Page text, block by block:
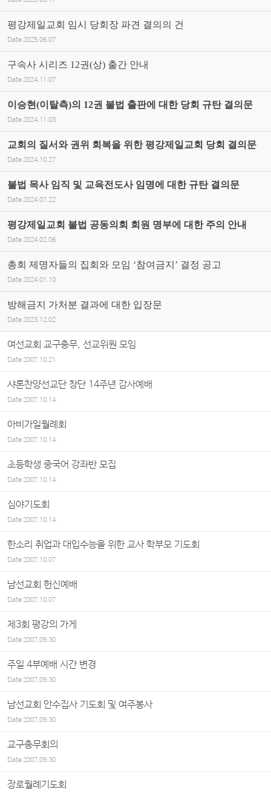
평강제일교회 임시 당회장 파견 결의의 건
Date 2025.06.07
구속사 시리즈 12권(상) 출간 안내
Date 2024.11.07
이승현(이탈측)의 12권 불법 출판에 대한 당회 규탄 결의문
Date 2024.11.03
교회의 질서와 권위 회복을 위한 평강제일교회 당회 결의문
Date 2024.10.27
불법 목사 임직 및 교육전도사 임명에 대한 규탄 결의문
Date 2024.07.22
평강제일교회 불법 공동의회 회원 명부에 대한 주의 안내
Date 2024.02.06
총회 제명자들의 집회와 모임 ‘참여금지’ 결정 공고
Date 2024.01.10
방해금지 가처분 결과에 대한 입장문
Date 2023.12.02
여선교회 교구총무, 선교위원 모임
Date2007.10.21
샤론찬양선교단 창단 14주년 감사예배
Date2007.10.14
아비가일월례회
Date2007.10.14
초등학생 중국어 강좌반 모집
Date2007.10.14
심야기도회
Date2007.10.14
한소리 취업과 대입수능을 위한 교사 학부모 기도회
Date2007.10.07
남선교회 헌신예배
Date2007.10.07
제3회 평강의 가게
Date2007.09.30
주일 4부예배 시간 변경
Date2007.09.30
남선교회 안수집사 기도회 및 여주봉사
Date2007.09.30
교구총무회의
Date2007.09.30
장로월례기도회